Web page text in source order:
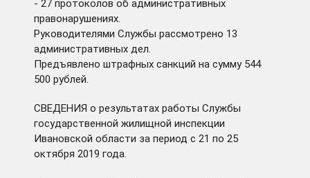
- 27 протоколов об административных
правонарушениях.
Руководителями Службы рассмотрено 13
административных дел.
Предъявлено штрафных санкций на сумму 544
500 рублей.
СВЕДЕНИЯ о результатах работы Службы
государственной жилищной инспекции
Ивановской области за период с 21 по 25
октября 2019 года.